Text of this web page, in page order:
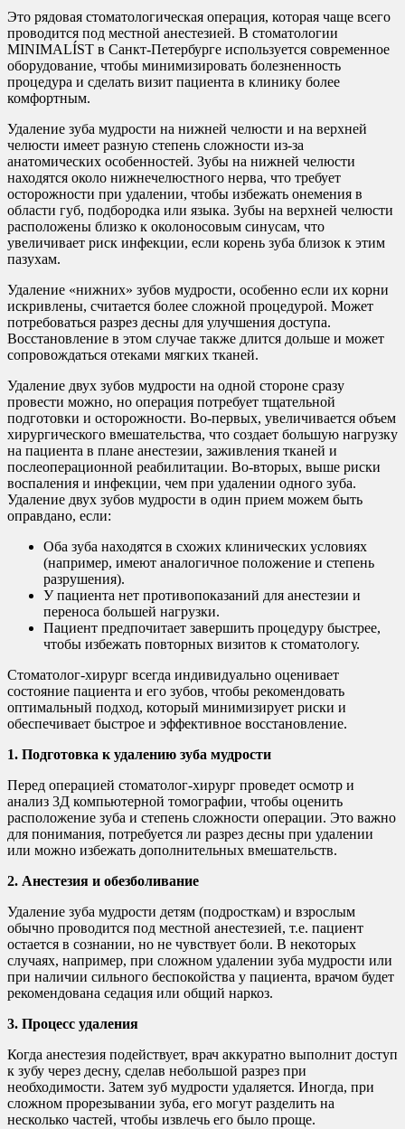
Это рядовая стоматологическая операция, которая чаще всего
проводится под местной анестезией. В стоматологии
MINIMALÍST в Санкт-Петербурге используется современное
оборудование, чтобы минимизировать болезненность
процедура и сделать визит пациента в клинику более
комфортным.
Удаление зуба мудрости на нижней челюсти и на верхней
челюсти имеет разную степень сложности из-за
анатомических особенностей. Зубы на нижней челюсти
находятся около нижнечелюстного нерва, что требует
осторожности при удалении, чтобы избежать онемения в
области губ, подбородка или языка. Зубы на верхней челюсти
расположены близко к околоносовым синусам, что
увеличивает риск инфекции, если корень зуба близок к этим
пазухам.
Удаление «нижних» зубов мудрости, особенно если их корни
искривлены, считается более сложной процедурой. Может
потребоваться разрез десны для улучшения доступа.
Восстановление в этом случае также длится дольше и может
сопровождаться отеками мягких тканей.
Удаление двух зубов мудрости на одной стороне сразу
провести можно, но операция потребует тщательной
подготовки и осторожности. Во-первых, увеличивается объем
хирургического вмешательства, что создает большую нагрузку
на пациента в плане анестезии, заживления тканей и
послеоперационной реабилитации. Во-вторых, выше риски
воспаления и инфекции, чем при удалении одного зуба.
Удаление двух зубов мудрости в один прием можем быть
оправдано, если:
Оба зуба находятся в схожих клинических условиях
(например, имеют аналогичное положение и степень
разрушения).
У пациента нет противопоказаний для анестезии и
переноса большей нагрузки.
Пациент предпочитает завершить процедуру быстрее,
чтобы избежать повторных визитов к стоматологу.
Стоматолог-хирург всегда индивидуально оценивает
состояние пациента и его зубов, чтобы рекомендовать
оптимальный подход, который минимизирует риски и
обеспечивает быстрое и эффективное восстановление.
1. Подготовка к удалению зуба мудрости
Перед операцией стоматолог-хирург проведет осмотр и
анализ 3Д компьютерной томографии, чтобы оценить
расположение зуба и степень сложности операции. Это важно
для понимания, потребуется ли разрез десны при удалении
или можно избежать дополнительных вмешательств.
2. Анестезия и обезболивание
Удаление зуба мудрости детям (подросткам) и взрослым
обычно проводится под местной анестезией, т.е. пациент
остается в сознании, но не чувствует боли. В некоторых
случаях, например, при сложном удалении зуба мудрости или
при наличии сильного беспокойства у пациента, врачом будет
рекомендована седация или общий наркоз.
3. Процесс удаления
Когда анестезия подействует, врач аккуратно выполнит доступ
к зубу через десну, сделав небольшой разрез при
необходимости. Затем зуб мудрости удаляется. Иногда, при
сложном прорезывании зуба, его могут разделить на
несколько частей, чтобы извлечь его было проще.